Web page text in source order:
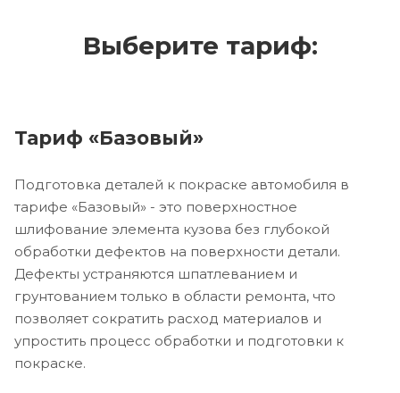
Выберите тариф:
Тариф «Базовый»
Подготовка деталей к покраске автомобиля в
тарифе «Базовый» - это поверхностное
шлифование элемента кузова без глубокой
обработки дефектов на поверхности детали.
Дефекты устраняются шпатлеванием и
грунтованием только в области ремонта, что
позволяет сократить расход материалов и
упростить процесс обработки и подготовки к
покраске.